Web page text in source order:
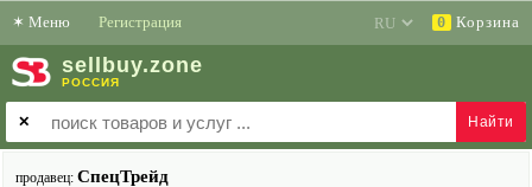
✶ Меню Регистрация 0 Корзина
sell buy.zone
РОССИЯ
✕
продавец: СпецТрейд